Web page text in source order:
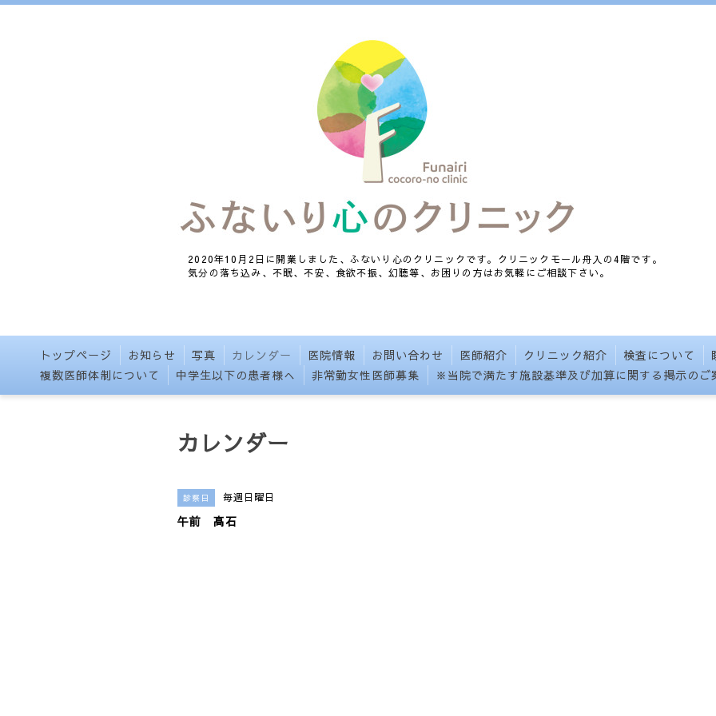
2020年10月2日に開業しました、ふないり心のクリニックです。クリニックモール舟入の4階です。
気分の落ち込み、不眠、不安、食欲不振、幻聴等、お困りの方はお気軽にご相談下さい。
トップページ お知らせ 写真 カレンダー 医院情報 お問い合わせ 医師紹介 クリニック紹介 検査について
複数医師体制について
中学生以下の患者様へ 非常勤女性医師募集 ※当院で満たす施設基準及び加算に関する掲示のご
カレンダー
診察日 毎週日曜日
午前 高石